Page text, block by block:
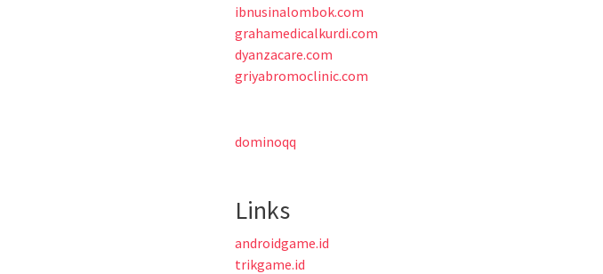
ibnusinalombok.com
grahamedicalkurdi.com
dyanzacare.com
griyabromoclinic.com
dominoqq
Links
androidgame.id
trikgame.id